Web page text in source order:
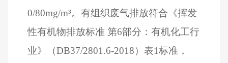
0/80mg/m³。有组织废气排放符合《挥发
性有机物排放标准 第6部分：有机化工行
业》（DB37/2801.6-2018）表1标准，